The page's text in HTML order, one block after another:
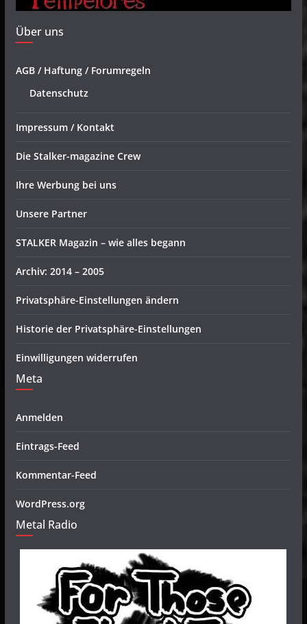
Über uns
AGB / Haftung / Forumregeln
Datenschutz
Impressum / Kontakt
Die Stalker-magazine Crew
Ihre Werbung bei uns
Unsere Partner
STALKER Magazin – wie alles begann
Archiv: 2014 – 2005
Privatsphäre-Einstellungen ändern
Historie der Privatsphäre-Einstellungen
Einwilligungen widerrufen
Meta
Anmelden
Eintrags-Feed
Kommentar-Feed
WordPress.org
Metal Radio